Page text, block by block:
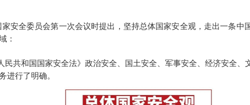
家安全委员会第一次会议时提出，坚持总体国家安全观，走出一条
：
民共和国国家安全法》政治安全、国土安全、军事安全、经济安全
进行了明确。